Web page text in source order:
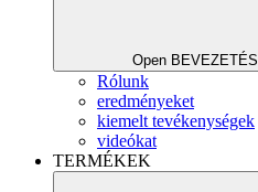
Open BEVEZETÉS
Rólunk
eredményeket
kiemelt tevékenységek
videókat
TERMÉKEK